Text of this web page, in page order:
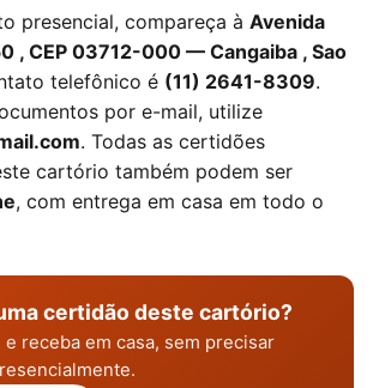
presencial, compareça à Avenida
, CEP 03712-000 — Cangaiba , Sao
telefônico é (11) 2641-8309.
por e-mail, utilize
. Todas as certidões
cartório também podem ser
, com entrega em casa em todo o
certidão deste cartório?
receba em casa, sem precisar